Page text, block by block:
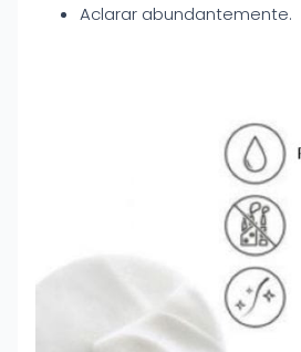
Aclarar abundantemente.